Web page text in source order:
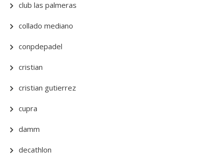
club las palmeras
collado mediano
conpdepadel
cristian
cristian gutierrez
cupra
damm
decathlon